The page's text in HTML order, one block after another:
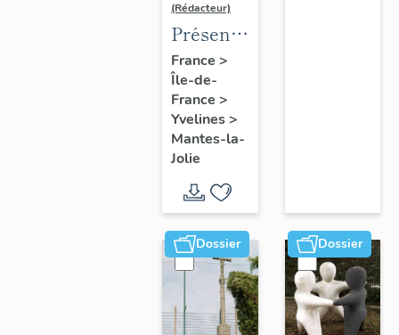
(Rédacteur)
Présentation
de
l'étude
France >
Île-de-
France >
Yvelines>
Mantes-la-
Jolie
Dossier Dossier